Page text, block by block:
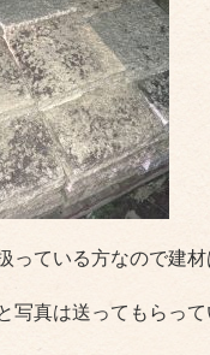
っている方なので建材
写真は送ってもらっ